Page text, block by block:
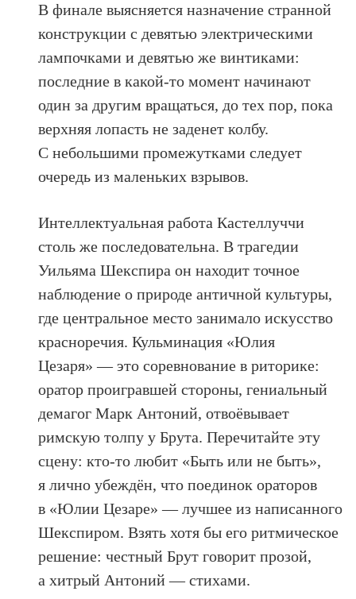
В финале выясняется назначение странной
конструкции с девятью электрическими
лампочками и девятью же винтиками:
последние в какой-то момент начинают
один за другим вращаться, до тех пор, пока
верхняя лопасть не заденет колбу.
С небольшими промежутками следует
очередь из маленьких взрывов.
Интеллектуальная работа Кастеллуччи
столь же последовательна. В трагедии
Уильяма Шекспира он находит точное
наблюдение о природе античной культуры,
где центральное место занимало искусство
красноречия. Кульминация «Юлия
Цезаря» — это соревнование в риторике:
оратор проигравшей стороны, гениальный
демагог Марк Антоний, отвоёвывает
римскую толпу у Брута. Перечитайте эту
сцену: кто-то любит «Быть или не быть»,
я лично убеждён, что поединок ораторов
в «Юлии Цезаре» — лучшее из написанного
Шекспиром. Взять хотя бы его ритмическое
решение: честный Брут говорит прозой,
а хитрый Антоний — стихами.